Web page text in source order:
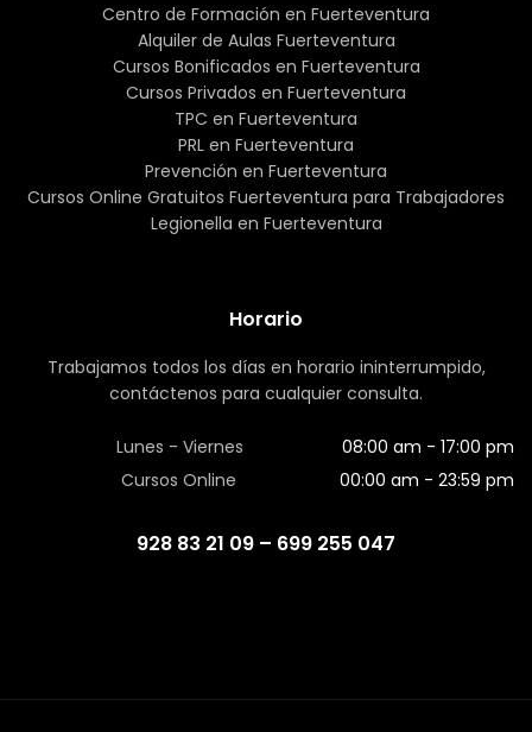
He leído y acepto el aviso legal, política de cookies y
la política de privacidad
Aviso Legalpara leerlo.
Clic enPolítica de Privacidadpara leerla.
Política de Cookiespara leerla.
consentimiento. - Comunicación de los datos: No se
legal. - Destinatarios: Los usuarios que consulten. -
Derechos: Acceso, rectificación o supresión, limitación del
Protección de datos rgpd@e2formacion.com Este sitio
información sobre las consultas recibidas en formularios
Centro de Formación en Fuerteventura
Alquiler de Aulas Fuerteventura
Cursos Bonificados en Fuerteventura
Cursos Privados en Fuerteventura
TPC en Fuerteventura
PRL en Fuerteventura
Prevención en Fuerteventura
Cursos Online Gratuitos Fuerteventura para Trabajadores
Legionella en Fuerteventura
Horario
Trabajamos todos los días en horario ininterrumpido,
contáctenos para cualquier consulta.
Lunes - Viernes
08:00 am - 17:00 pm
Cursos Online
00:00 am - 23:59 pm
928 83 21 09 – 699 255 047